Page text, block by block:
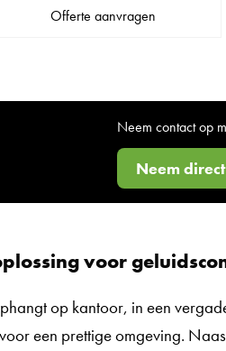
has
options
may
chosen
page
Offerte aanvragen
Neem contact op
Neem
voor
op kantoor, in een
een prettige omgeving.